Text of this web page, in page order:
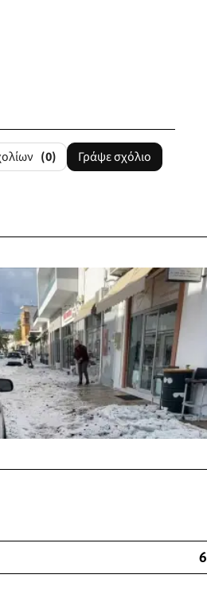
(0) Γράψε σχόλιο
6